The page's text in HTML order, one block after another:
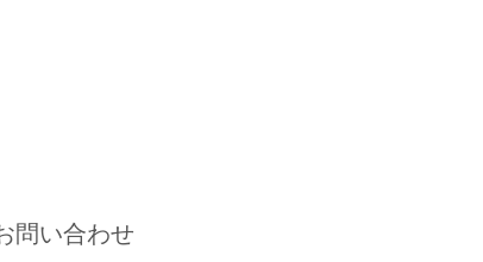
問い合わせ